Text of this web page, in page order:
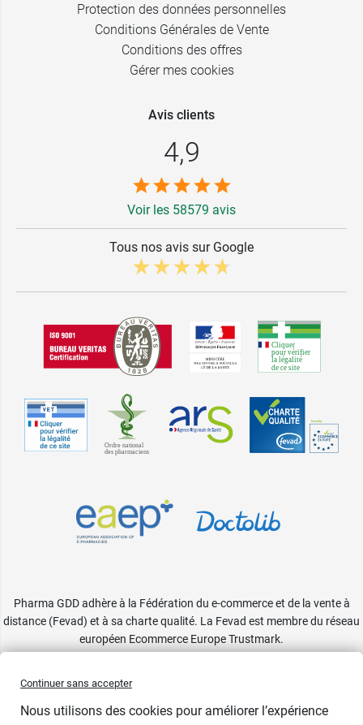
Protection des données personnelles
Conditions Générales de Vente
Conditions des offres
Gérer mes cookies
Avis clients
4,9
Voir les 58579 avis
Tous nos avis sur Google
Pharma GDD adhère à la Fédération du e-commerce et de la vente à
distance (Fevad) et à sa charte qualité. La Fevad est membre du réseau
européen Ecommerce Europe Trustmark.
Continuer sans accepter
Nous utilisons des cookies pour améliorer l’expérience